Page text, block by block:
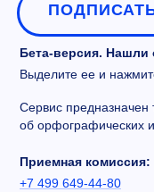
Бета-версия. Нашли
Выделите ее и
Сервис предназначен
об орфографических
Приемная комиссия:
+7 499 649-44-80